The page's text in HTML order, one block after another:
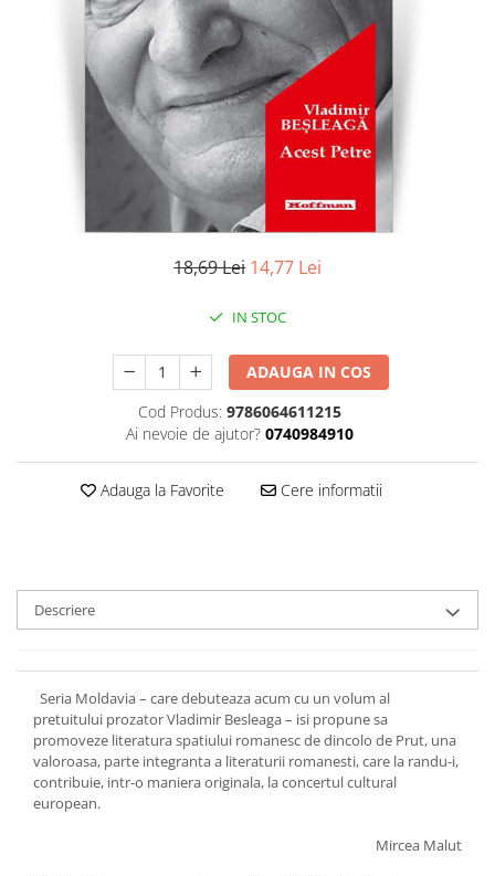
Literatura
Contemporana
Publicistica / Reportaje / Interviuri
Sociologie si filozofie
18,69 Lei 14,77 Lei
IN STOC
ADAUGA IN COS
Cod Produs: 9786064611215
Ai nevoie de ajutor? 0740984910
Adauga la Favorite Cere informatii
Descriere
Seria Moldavia – care debuteaza acum cu un volum al
pretuitului prozator Vladimir Besleaga – isi propune sa
promoveze literatura spatiului romanesc de dincolo de Prut, una
valoroasa, parte integranta a literaturii romanesti, care la randu-i,
contribuie, intr-o maniera originala, la concertul cultural
european.
Mircea Malut